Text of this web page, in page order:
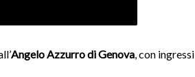
Angelo Azzurro di Genova , con ingressi